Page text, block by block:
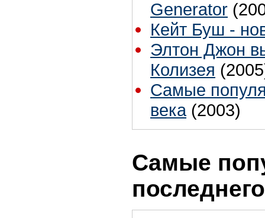
Generator
Кейт Буш -
Элтон Джон
Колизея
Самые
века (2003)
Самые